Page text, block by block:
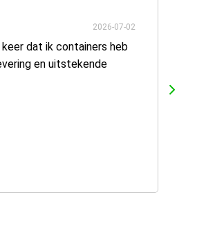
2026-07-02
dat ik containers heb
en uitstekende